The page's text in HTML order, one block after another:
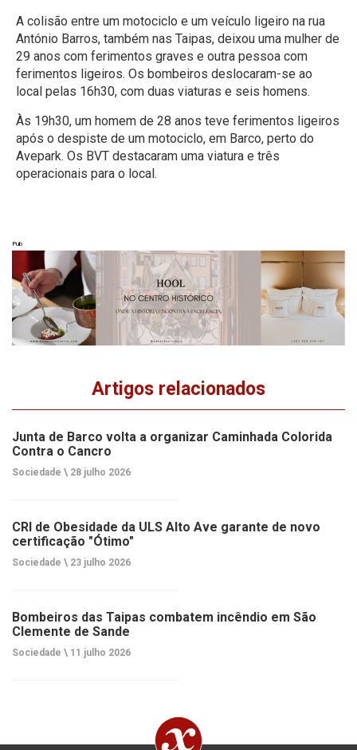
A colisão entre um motociclo e um veículo ligeiro na rua
António Barros, também nas Taipas, deixou uma mulher de
29 anos com ferimentos graves e outra pessoa com
ferimentos ligeiros. Os bombeiros deslocaram-se ao
local pelas 16h30, com duas viaturas e seis homens.
Às 19h30, um homem de 28 anos teve ferimentos ligeiros
após o despiste de um motociclo, em Barco, perto do
Avepark. Os BVT destacaram uma viatura e três
operacionais para o local.
Pub
Artigos relacionados
Junta de Barco volta a organizar Caminhada Colorida
Contra o Cancro
Sociedade \ 28 julho 2026
CRI de Obesidade da ULS Alto Ave garante de novo
certificação "Ótimo"
Sociedade \ 23 julho 2026
Bombeiros das Taipas combatem incêndio em São
Clemente de Sande
Sociedade \ 11 julho 2026